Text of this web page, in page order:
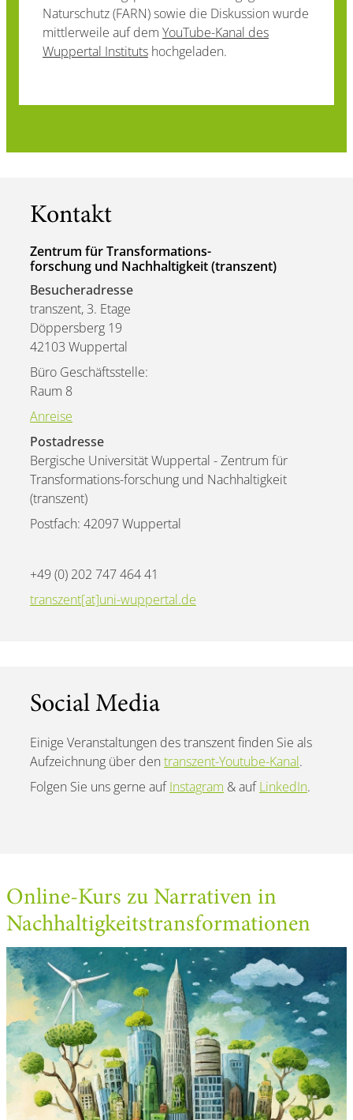
Naturschutz (FARN) sowie die Diskussion wurde
mittlerweile auf dem YouTube-Kanal des
Wuppertal Instituts hochgeladen.
Kontakt
Zentrum für Transformations-
forschung und Nachhaltigkeit (transzent)
Besucheradresse
transzent, 3. Etage
Döppersberg 19
42103 Wuppertal
Büro Geschäftsstelle:
Raum 8
Anreise
Postadresse
Bergische Universität Wuppertal - Zentrum für
Transformations-forschung und Nachhaltigkeit
(transzent)
Postfach: 42097 Wuppertal
+49 (0) 202 747 464 41
transzent[at]uni-wuppertal.de
Social Media
Einige Veranstaltungen des transzent finden Sie als
Aufzeichnung über den transzent-Youtube-Kanal.
Folgen Sie uns gerne aufInstagram & aufLinkedIn.
Online-Kurs zu Narrativen in
Nachhaltigkeitstransformationen